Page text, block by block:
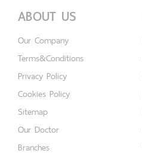
ABOUT US
Our Company
Terms&Conditions
Privacy Policy
Cookies Policy
Sitemap
Our Doctor
Branches